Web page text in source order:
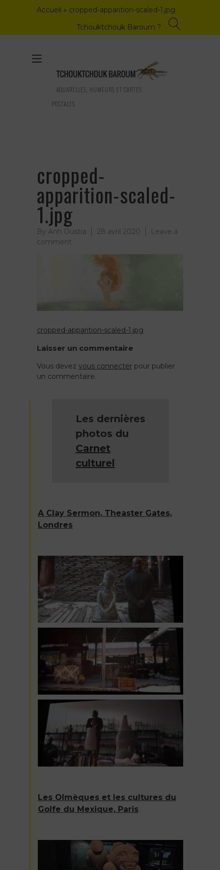
Accueil » cropped-apparition-scaled-1.jpg
Tchouktchouk Baroum ?
AQUARELLES, HUMEURS ET CARTES
POSTALES
Toggle
navigation
cropped-
apparition-scaled-
1.jpg
By Anh Oustra 28 avril 2020
Leave a
commenton
Navigation
de
l’article
cropped-apparition-scaled-1.jpg
Laisser un commentaire
Vous devez vous connecterpour publier
un commentaire.
Les dernières
photos du
Carnet
culturel
A Clay Sermon, Theaster Gates,
Londres
Les Olmèques et les cultures du
Golfe du Mexique, Paris